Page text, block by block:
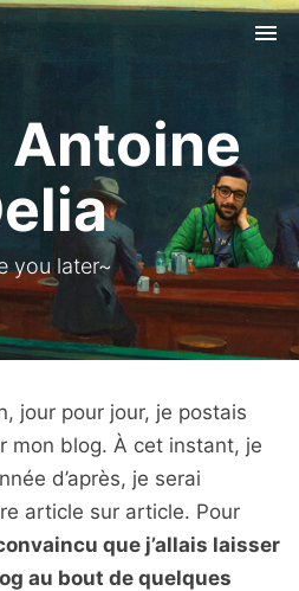
Antoine
you later~
jour pour jour, je postais
mon blog. À cet instant, je
d’après, je serai
article sur article. Pour
que j’allais laisser
au bout de quelques